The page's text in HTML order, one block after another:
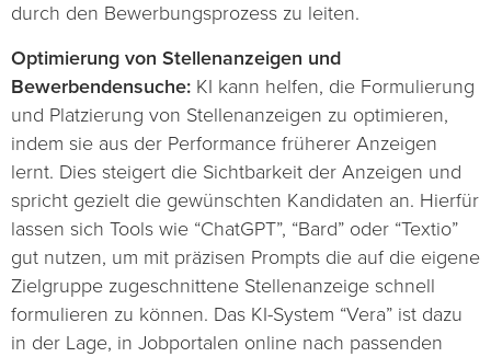
durch den Bewerbungsprozess zu leiten.
Optimierung von Stellenanzeigen und
Bewerbendensuche: KI kann helfen, die Formulierung
und Platzierung von Stellenanzeigen zu optimieren,
indem sie aus der Performance früherer Anzeigen
lernt. Dies steigert die Sichtbarkeit der Anzeigen und
spricht gezielt die gewünschten Kandidaten an. Hierfür
lassen sich Tools wie “ChatGPT”, “Bard” oder “Textio”
gut nutzen, um mit präzisen Prompts die auf die eigene
Zielgruppe zugeschnittene Stellenanzeige schnell
formulieren zu können. Das KI-System “Vera” ist dazu
in der Lage, in Jobportalen online nach passenden